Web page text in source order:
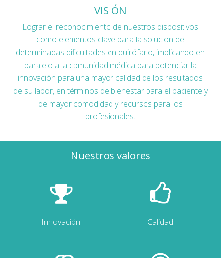
VISIÓN
Lograr el reconocimiento de nuestros dispositivos
como elementos clave para la solución de
determinadas dificultades en quirófano, implicando en
paralelo a la comunidad médica para potenciar la
innovación para una mayor calidad de los resultados
de su labor, en términos de bienestar para el paciente y
de mayor comodidad y recursos para los
profesionales.
Nuestros valores
Innovación Calidad